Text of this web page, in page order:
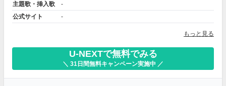
主題歌・挿入歌
-
公式サイト
-
もっと見る
U-NEXTで無料でみる
＼ 31日間無料キャンペーン実施中 ／